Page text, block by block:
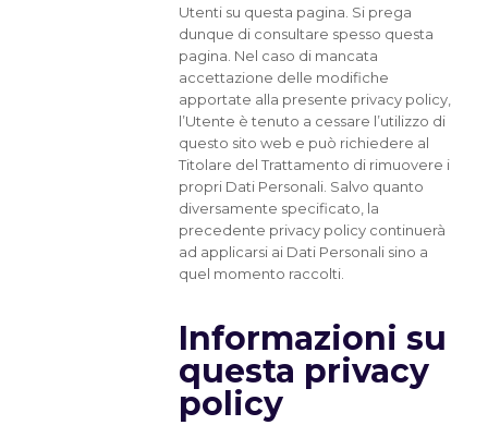
Utenti su questa pagina. Si prega
dunque di consultare spesso questa
pagina. Nel caso di mancata
accettazione delle modifiche
apportate alla presente privacy policy,
l’Utente è tenuto a cessare l’utilizzo di
questo sito web e può richiedere al
Titolare del Trattamento di rimuovere i
propri Dati Personali. Salvo quanto
diversamente specificato, la
precedente privacy policy continuerà
ad applicarsi ai Dati Personali sino a
quel momento raccolti.
Informazioni su
questa privacy
policy